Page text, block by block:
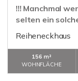
!!! Manchmal
selten ein
Reiheneckhaus
156 m²
WOHNFLÄCHE